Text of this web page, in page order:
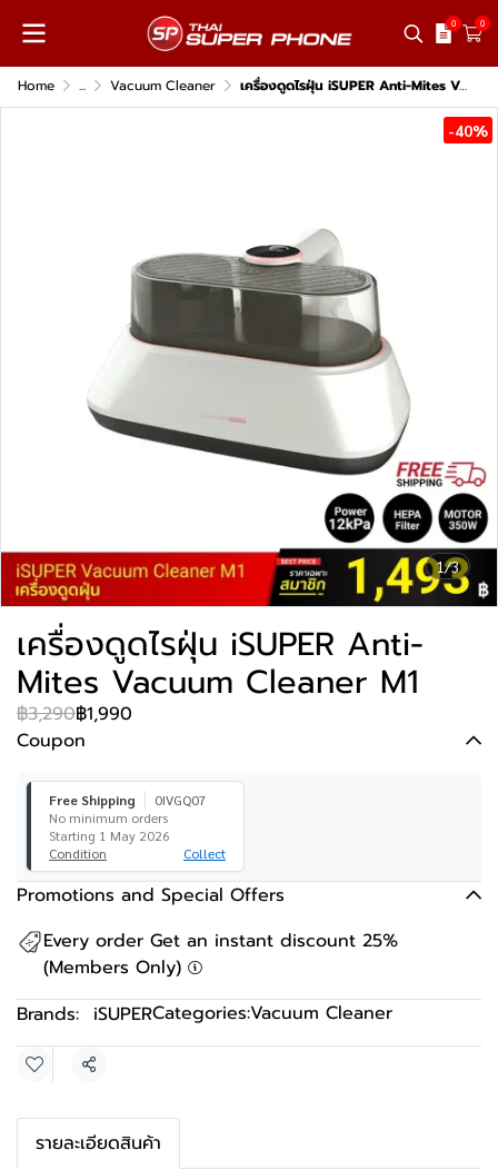
0 0
Home ... Vacuum Cleaner เครื่องดูดไรฝุ่น iSUPER Anti-Mites Vacuum Cleaner M1
1/3
-40%
เครื่องดูดไรฝุ่น iSUPER Anti-
Mites Vacuum Cleaner M1
฿3,290฿1,990
Coupon
Free Shipping
0IVGQ07
No minimum orders
Starting 1 May 2026
Condition
Collect
Promotions and Special Offers
Every order Get an instant discount 25%
(Members Only)
Brands: iSUPERCategories:Vacuum Cleaner
Share
รายละเอียดสินค้า